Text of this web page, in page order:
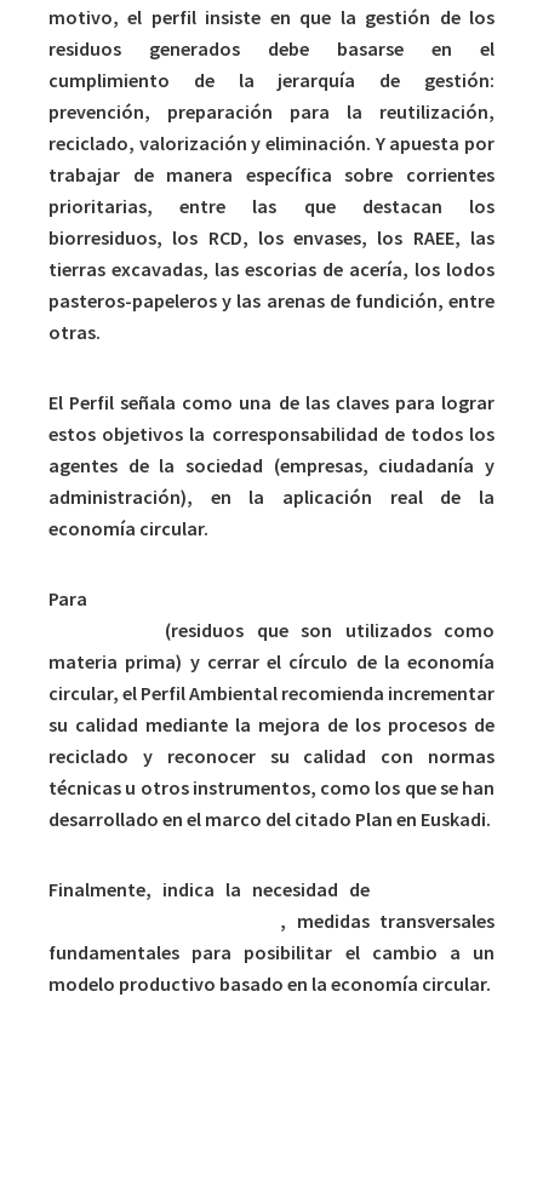
motivo, el perfil insiste en que la gestión de los
residuos generados debe basarse en el
cumplimiento de la jerarquía de gestión:
prevención, preparación para la reutilización,
reciclado, valorización y eliminación. Y apuesta por
trabajar de manera específica sobre corrientes
prioritarias, entre las que destacan los
biorresiduos, los RCD, los envases, los RAEE, las
tierras excavadas, las escorias de acería, los lodos
pasteros-papeleros y las arenas de fundición, entre
otras.
El Perfil señala como una de las claves para lograr
estos objetivos la corresponsabilidad de todos los
agentes de la sociedad (empresas, ciudadanía y
administración), en la aplicación real de la
economía circular.
Para
(residuos que son utilizados como
materia prima) y cerrar el círculo de la economía
circular, el Perfil Ambiental recomienda incrementar
su calidad mediante la mejora de los procesos de
reciclado y reconocer su calidad con normas
técnicas u otros instrumentos, como los que se han
desarrollado en el marco del citado Plan en Euskadi.
Finalmente, indica la necesidad de
, medidas transversales
fundamentales para posibilitar el cambio a un
modelo productivo basado en la economía circular.